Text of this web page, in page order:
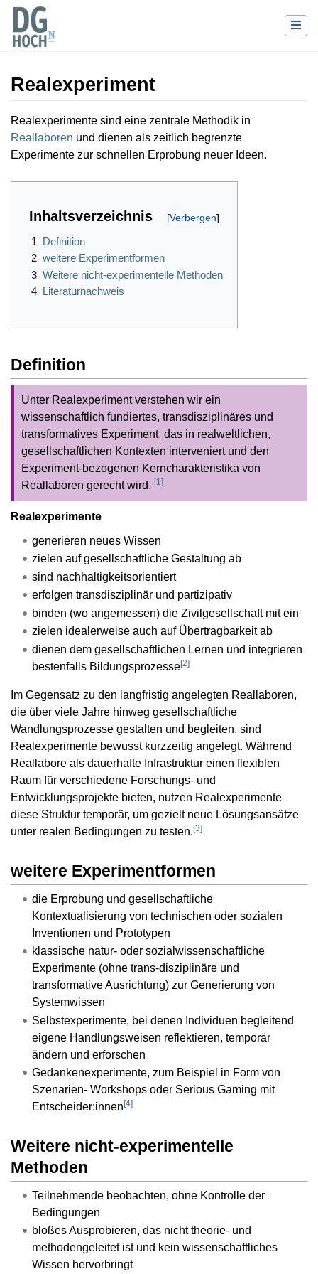
Realexperiment
Wechseln zu:Navigation,Suche
Realexperimente sind eine zentrale Methodik in
Reallaboren und dienen als zeitlich begrenzte
Experimente zur schnellen Erprobung neuer Ideen.
Inhaltsverzeichnis
1 Definition
2 weitere Experimentformen
3 Weitere nicht-experimentelle Methoden
4 Literaturnachweis
Definition
Unter Realexperiment verstehen wir ein
wissenschaftlich fundiertes, transdisziplinäres und
transformatives Experiment, das in realweltlichen,
gesellschaftlichen Kontexten interveniert und den
Experiment-bezogenen Kerncharakteristika von
Reallaboren gerecht wird. [1]
Realexperimente
generieren neues Wissen
zielen auf gesellschaftliche Gestaltung ab
sind nachhaltigkeitsorientiert
erfolgen transdisziplinär und partizipativ
binden (wo angemessen) die Zivilgesellschaft mit ein
zielen idealerweise auch auf Übertragbarkeit ab
dienen dem gesellschaftlichen Lernen und integrieren
bestenfalls Bildungsprozesse[2]
Im Gegensatz zu den langfristig angelegten Reallaboren,
die über viele Jahre hinweg gesellschaftliche
Wandlungsprozesse gestalten und begleiten, sind
Realexperimente bewusst kurzzeitig angelegt. Während
Reallabore als dauerhafte Infrastruktur einen flexiblen
Raum für verschiedene Forschungs- und
Entwicklungsprojekte bieten, nutzen Realexperimente
diese Struktur temporär, um gezielt neue Lösungsansätze
unter realen Bedingungen zu testen. [3]
weitere Experimentformen
die Erprobung und gesellschaftliche
Kontextualisierung von technischen oder sozialen
Inventionen und Prototypen
klassische natur- oder sozialwissenschaftliche
Experimente (ohne trans-disziplinäre und
transformative Ausrichtung) zur Generierung von
Systemwissen
Selbstexperimente, bei denen Individuen begleitend
eigene Handlungsweisen reflektieren, temporär
ändern und erforschen
Gedankenexperimente, zum Beispiel in Form von
Szenarien- Workshops oder Serious Gaming mit
Entscheider:innen [4]
Weitere nicht-experimentelle
Methoden
Teilnehmende beobachten, ohne Kontrolle der
Bedingungen
bloßes Ausprobieren, das nicht theorie- und
methodengeleitet ist und kein wissenschaftliches
Wissen hervorbringt